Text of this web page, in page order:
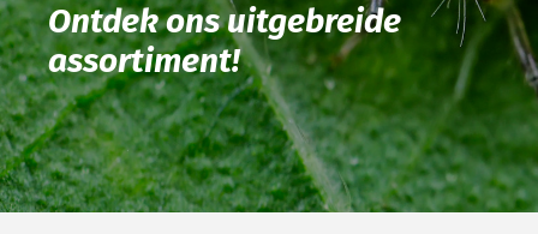
Ontdek ons uitgebreide
assortiment!